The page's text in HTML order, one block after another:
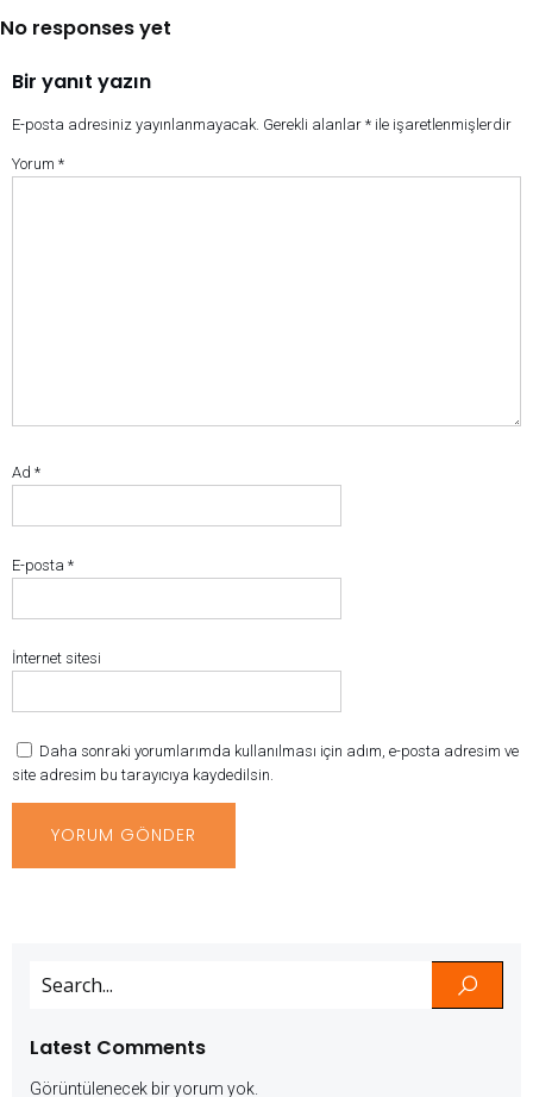
No responses yet
Bir yanıt yazın
E-posta adresiniz yayınlanmayacak. Gerekli alanlar * ile işaretlenmişlerdir
Yorum *
Ad *
E-posta *
İnternet sitesi
Daha sonraki yorumlarımda kullanılması için adım, e-posta adresim ve
site adresim bu tarayıcıya kaydedilsin.
Latest Comments
Görüntülenecek bir yorum yok.